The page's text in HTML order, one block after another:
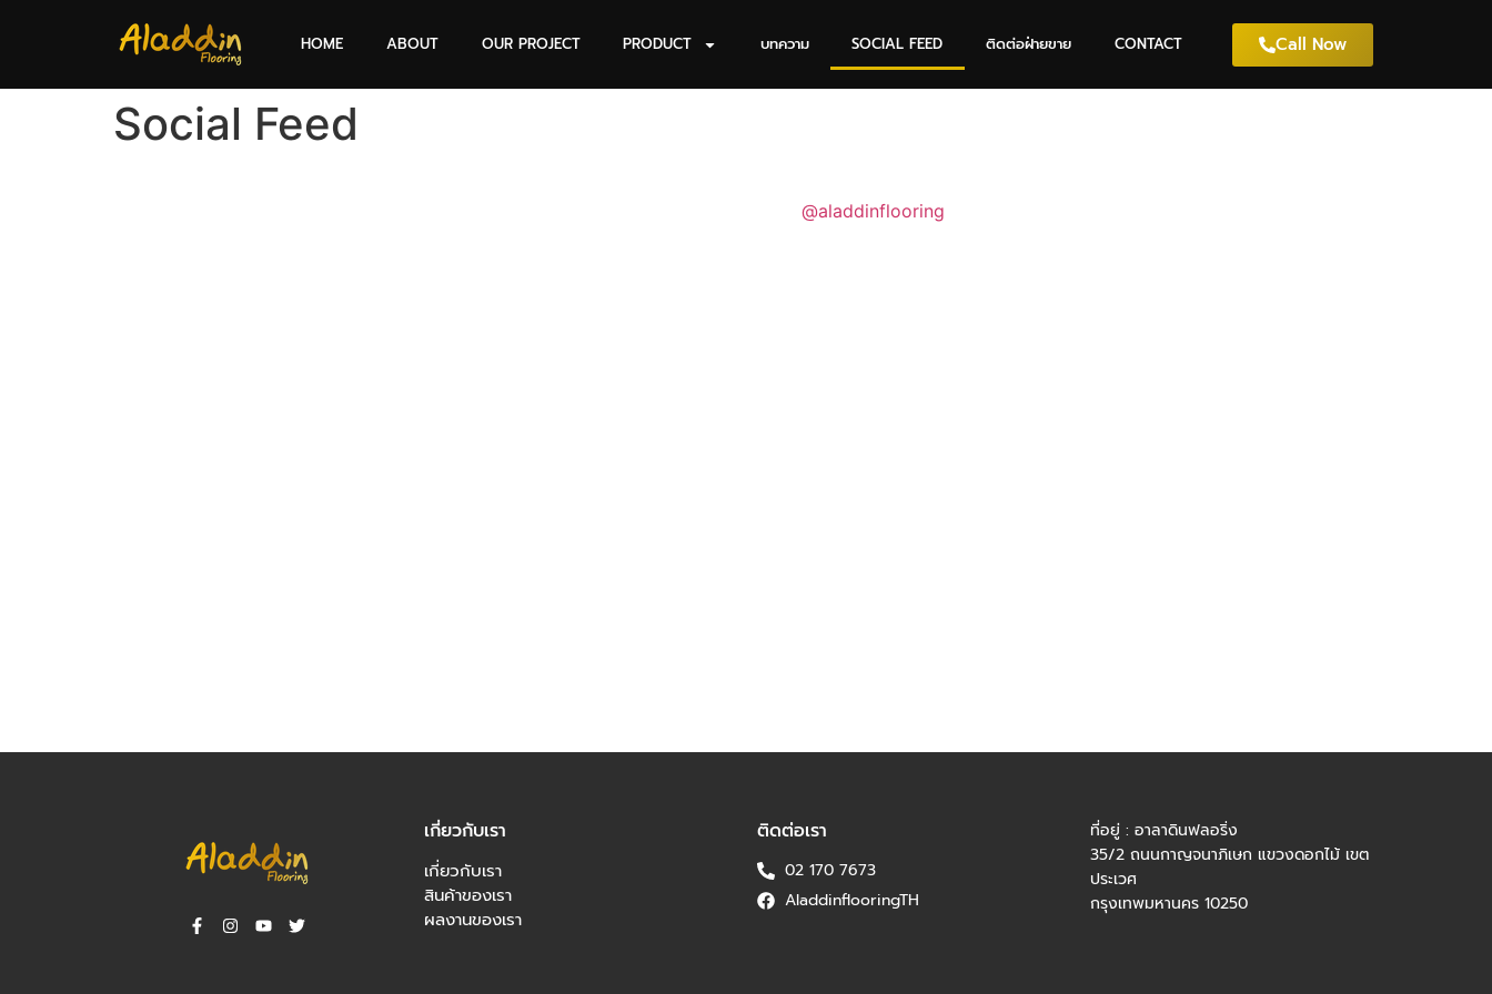
HOME ABOUT OUR PROJECT PRODUCT บทความ SOCIAL FEED ติดต่อฝ่ายขาย CONTACT Call Now
Social Feed
@aladdinflooring
เกี่ยวกับเรา
เกี่ยวกับเรา
สินค้าของเรา
ผลงานของเรา
ติดต่อเรา
02 170 7673
AladdinflooringTH
ที่อยู่ : อาลาดินฟลอริ่ง
35/2 ถนนกาญจนาภิเษก แขวงดอกไม้ เขต
ประเวศ
กรุงเทพมหานคร 10250